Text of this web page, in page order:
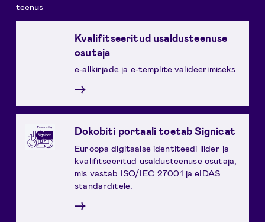
teenus
Kvalifitseeritud usaldusteenuse
osutaja
e-allkirjade ja e-templite valideerimiseks
→
Dokobiti portaali toetab Signicat
Euroopa digitaalse identiteedi liider ja
kvalifitseeritud usaldusteenuse osutaja,
mis vastab ISO/IEC 27001 ja eIDAS
standarditele.
→